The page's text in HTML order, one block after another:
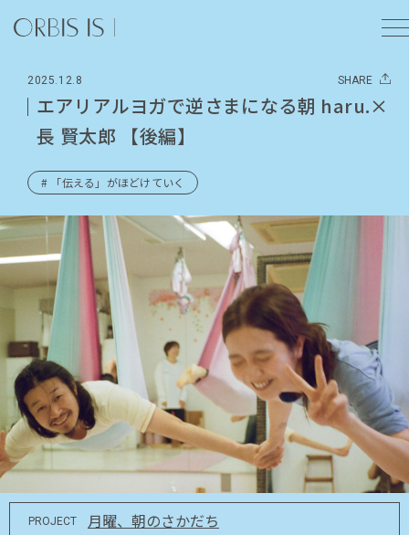
2025.12.8 SHARE
エアリアルヨガで逆さまになる朝 haru.×
長 賢太郎 【後編】
# 「伝える」がほどけていく
PROJECT 月曜、朝のさかだち